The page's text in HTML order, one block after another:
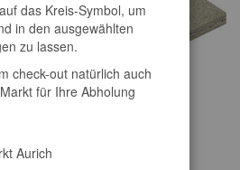
das Kreis-Symbol, um
in den ausgewählten
zu lassen.
check-out natürlich auch
für Ihre Abholung
Aurich